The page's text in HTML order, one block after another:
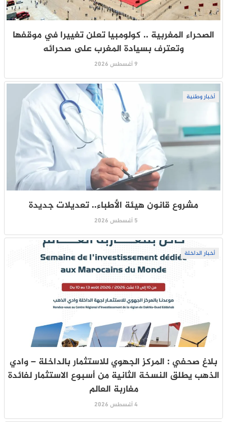
الصحراء المغربية .. كولومبيا تعلن تغييرا في موقفها
وتعترف بسيادة المغرب على صحرائه
9 أغسطس 2026
أخبار وطنية
مشروع قانون هيئة الأطباء.. تعديلات جديدة
5 أغسطس 2026
أخبار الداخلة
بلاغ صحفي : المركز الجهوي للاستثمار بالداخلة – وادي
الذهب يطلق النسخة الثانية من أسبوع الاستثمار لفائدة
مغاربة العالم
4 أغسطس 2026